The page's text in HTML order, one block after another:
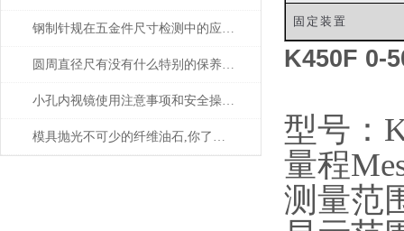
钢制针规在五金件尺寸检测中的应用——日本SK新泻精机
圆周直径尺有没有什么特别的保养方法？
小孔内视镜使用注意事项和安全操作规范
模具抛光不可少的纤维油石,你了解多少呢？
固定装置
K450F 0-
型号：
量程
测量范